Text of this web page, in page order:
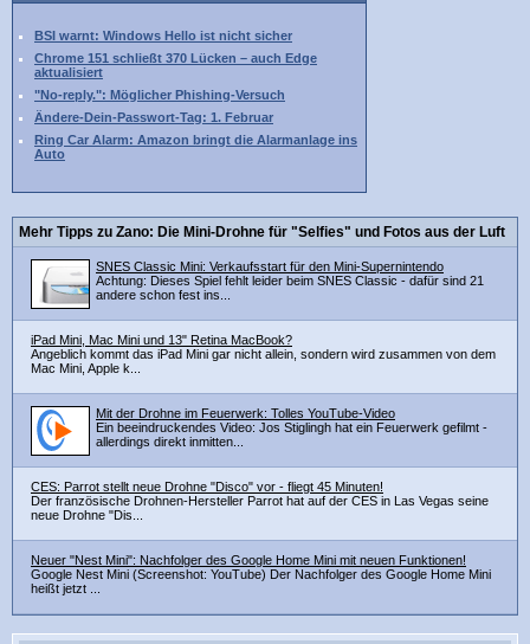
BSI warnt: Windows Hello ist nicht sicher
Chrome 151 schließt 370 Lücken – auch Edge
aktualisiert
"No-reply.": Möglicher Phishing-Versuch
Ändere-Dein-Passwort-Tag: 1. Februar
Ring Car Alarm: Amazon bringt die Alarmanlage ins
Auto
Mehr Tipps zu Zano: Die Mini-Drohne für "Selfies" und Fotos aus der Luft
SNES Classic Mini: Verkaufsstart für den Mini-Supernintendo
Achtung: Dieses Spiel fehlt leider beim SNES Classic - dafür sind 21
andere schon fest ins...
iPad Mini, Mac Mini und 13" Retina MacBook?
Angeblich kommt das iPad Mini gar nicht allein, sondern wird zusammen von dem
Mac Mini, Apple k...
Mit der Drohne im Feuerwerk: Tolles YouTube-Video
Ein beeindruckendes Video: Jos Stiglingh hat ein Feuerwerk gefilmt -
allerdings direkt inmitten...
CES: Parrot stellt neue Drohne "Disco" vor - fliegt 45 Minuten!
Der französische Drohnen-Hersteller Parrot hat auf der CES in Las Vegas seine
neue Drohne "Dis...
Neuer "Nest Mini": Nachfolger des Google Home Mini mit neuen Funktionen!
Google Nest Mini (Screenshot: YouTube) Der Nachfolger des Google Home Mini
heißt jetzt ...